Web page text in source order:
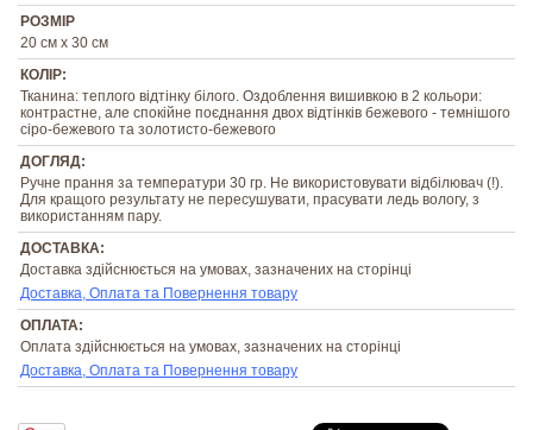
РОЗМІР
20 см х 30 см
КОЛІР:
Тканина: теплого відтінку білого. Оздоблення вишивкою в 2 кольори:
контрастне, але спокійне поєднання двох відтінків бежевого - темнішого
сіро-бежевого та золотисто-бежевого
ДОГЛЯД:
Ручне прання за температури 30 гр. Не використовувати відбілювач (!).
Для кращого результату не пересушувати, прасувати ледь вологу, з
використанням пару.
ДОСТАВКА:
Доставка здійснюється на умовах, зазначених на сторінці
Доставка, Оплата та Повернення товару
ОПЛАТА:
Оплата здійснюється на умовах, зазначених на сторінці
Доставка, Оплата та Повернення товару